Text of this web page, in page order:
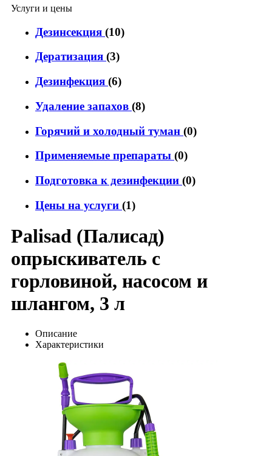
Услуги и цены
Дезинсекция (10)
Дератизация (3)
Дезинфекция (6)
Удаление запахов (8)
Горячий и холодный туман (0)
Применяемые препараты (0)
Подготовка к дезинфекции (0)
Цены на услуги (1)
Palisad (Палисад)
опрыскиватель с
горловиной, насосом и
шлангом, 3 л
Описание
Характеристики